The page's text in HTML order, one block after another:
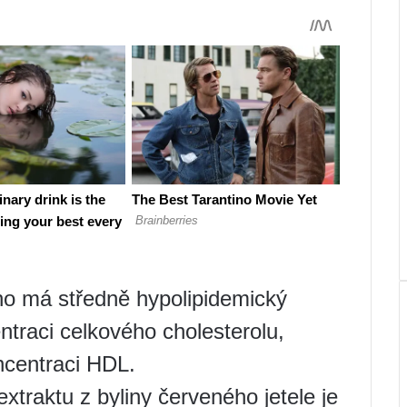
má středně hypolipidemický
celkového cholesterolu,
HDL.
z byliny červeného jetele je